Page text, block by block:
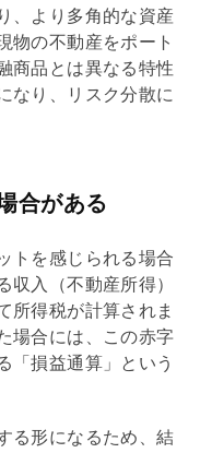
、より多角的な資産
物の不動産をポート
商品とは異なる特性
なり、リスク分散に
合がある
トを感じられる場合
収入（不動産所得）
所得税が計算されま
場合には、この赤字
「損益通算」という
る形になるため、結